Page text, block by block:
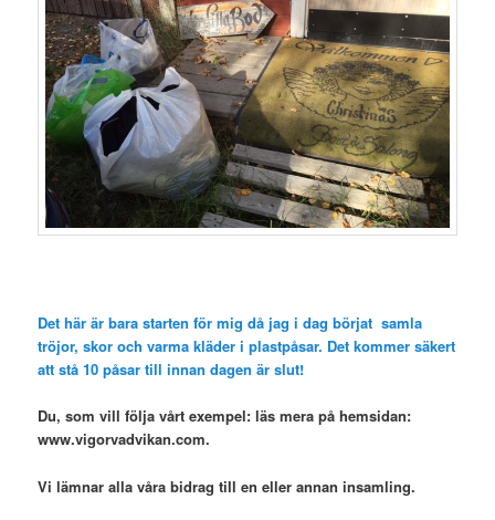
Det här är bara starten för mig då jag i dag börjat samla
tröjor, skor och varma kläder i plastpåsar. Det kommer säkert
att stå 10 påsar till innan dagen är slut!
Du, som vill följa vårt exempel: läs mera på hemsidan:
www.vigorvadvikan.com.
Vi lämnar alla våra bidrag till en eller annan insamling.